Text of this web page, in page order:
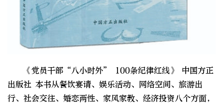
《党员干部“八小时外” 100条纪律红线》 中国方正
出版社 本书从餐饮宴请、娱乐活动、网络空间、旅游出
行、社会交往、婚恋两性、家风家教、经济投资八个方面，